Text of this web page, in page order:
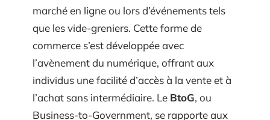
marché en ligne ou lors d’événements tels
que les vide-greniers. Cette forme de
commerce s’est développée avec
l’avènement du numérique, offrant aux
individus une facilité d’accès à la vente et à
l’achat sans intermédiaire. Le BtoG, ou
Business-to-Government, se rapporte aux